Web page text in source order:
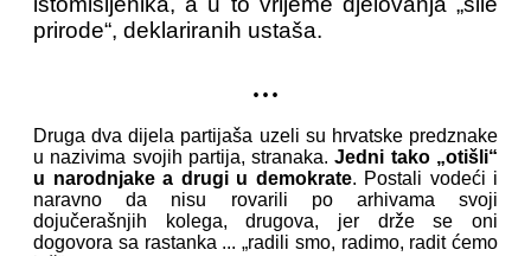
prirode“, deklariranih ustaša.
...
Druga dva dijela partijaša uzeli su hrvatske predznake
u nazivima svojih partija, stranaka. Jedni tako „otišli“
u narodnjake a drugi u demokrate. Postali vodeći i
naravno da nisu rovarili po arhivama svoji
dojučerašnjih kolega, drugova, jer drže se oni
dogovora sa rastanka ... „radili smo, radimo, radit ćemo